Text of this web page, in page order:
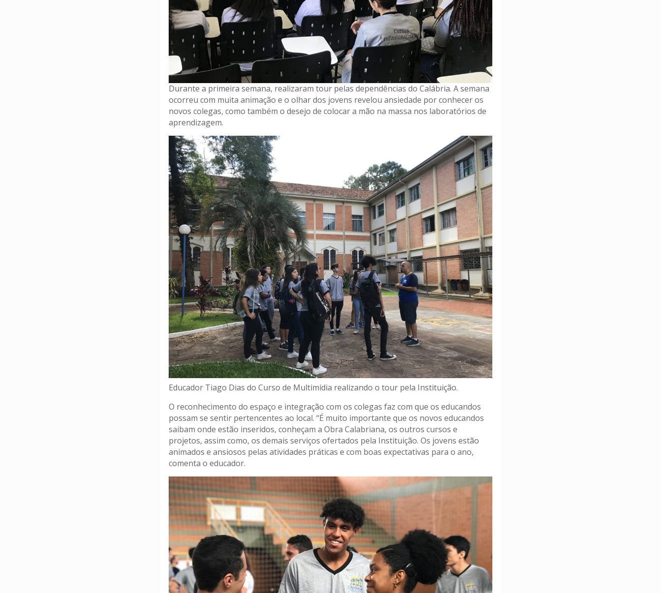
Durante a primeira semana, realizaram tour pelas dependências do Calábria. A semana
ocorreu com muita animação e o olhar dos jovens revelou ansiedade por conhecer os
novos colegas, como também o desejo de colocar a mão na massa nos laboratórios de
aprendizagem.
Educador Tiago Dias do Curso de Multimídia realizando o tour pela Instituição.
O reconhecimento do espaço e integração com os colegas faz com que os educandos
possam se sentir pertencentes ao local. “É muito importante que os novos educandos
saibam onde estão inseridos, conheçam a Obra Calabriana, os outros cursos e
projetos, assim como, os demais serviços ofertados pela Instituição. Os jovens estão
animados e ansiosos pelas atividades práticas e com boas expectativas para o ano,
comenta o educador.